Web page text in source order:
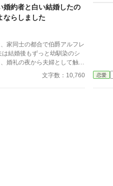
は信頼していた」 ​愚行を
ていた公爵家による、おそろ
強奪（セルフ自滅）の記録。
クッと読める短編です。凄
ん。後味爽快な論破劇をお楽
ピンオフルート」を追加しま
ですよね！シリーズ」の第
婚約者と白い結婚したの
ならしました
家同士の都合で伯爵アルフレ
は結婚後もずっと幼馴染のシ
婚礼の夜から夫婦として触れ
名ばかりの妻として伯爵家を
直しても、彼にとってレティ
文字数：10,760 恋愛